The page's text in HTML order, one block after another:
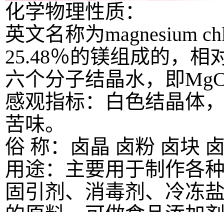
化学物理性质：
英文名称为magnesium
25.48％的镁组成的，相
六个分子结晶水，即
感观指标：白色结晶体
苦味。
俗 称：卤晶 卤粉 卤块
用途： 主要用于制作各
固引剂、消毒剂、冷冻